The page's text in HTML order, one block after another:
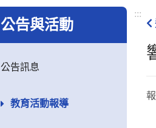
公告與活動
公告訊息
教育活動報導
:::